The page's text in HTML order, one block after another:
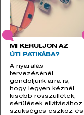
MI KERÜLJÖN AZ
ÚTI PATIKÁBA?
A nyaralás
tervezésénél
gondoljunk arra is,
hogy legyen kéznél
kisebb rosszullétek,
sérülések ellátásához
szükséges eszköz és